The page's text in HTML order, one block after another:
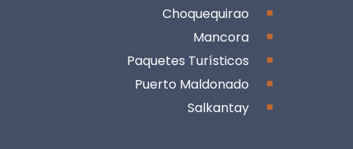
Choquequirao
Mancora
Paquetes Turísticos
Puerto Maldonado
Salkantay